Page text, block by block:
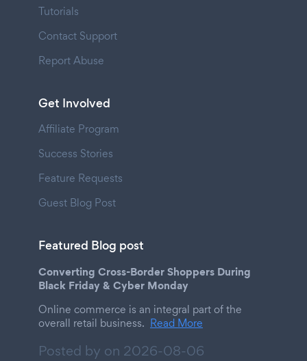
Tutorials
Contact Support
Report Abuse
Get Involved
Affiliate Program
Success Stories
Feature Requests
Guest Blog Post
Featured Blog post
Converting Cross-Border Shoppers During
Black Friday & Cyber Monday
Online commerce is an integral part of the
overall retail business. Read More
Posted by on 2026-08-06